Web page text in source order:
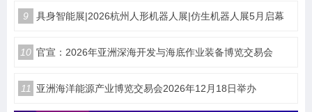
9 具身智能展|2026杭州人形机器人展|仿生机器人展5月启幕
10 官宣：2026年亚洲深海开发与海底作业装备博览交易会
11 亚洲海洋能源产业博览交易会2026年12月18日举办